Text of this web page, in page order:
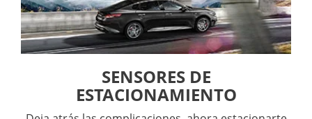
SENSORES DE
ESTACIONAMIENTO